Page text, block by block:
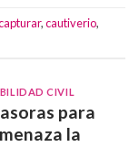
,cautiverio,
CIVIL
para
la